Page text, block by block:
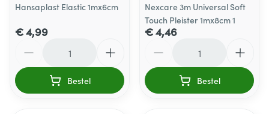
Hansaplast Elastic 1mx6cm
€ 4,99
Bestel
Nexcare 3m Universal Soft
Touch Pleister 1mx8cm 1
€ 4,46
Bestel